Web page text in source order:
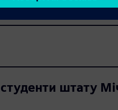
штату